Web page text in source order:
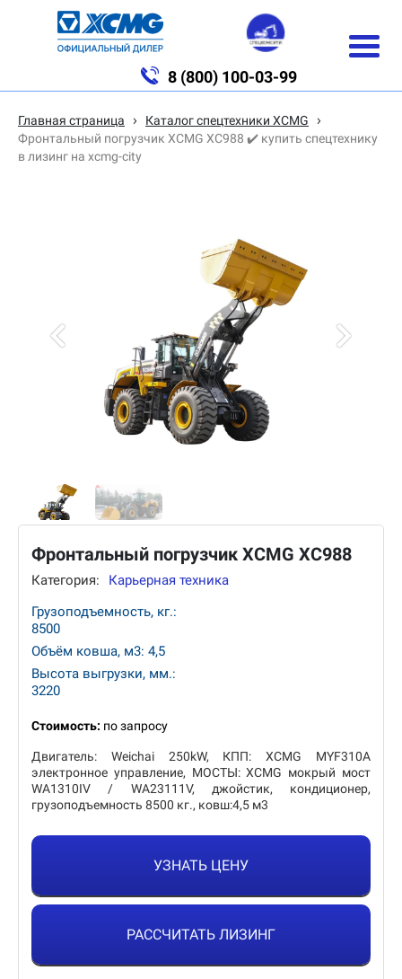
8 (800) 100-03-99
Главная страница › Каталог спецтехники XCMG ›
Фронтальный погрузчик XCMG XC988 ✔️ купить спецтехнику
в лизинг на xcmg-city
Фронтальный погрузчик XCMG XC988
Категория:
Карьерная техника
Грузоподъемность, кг.:
8500
Объём ковша, м3: 4,5
Высота выгрузки, мм.:
3220
Стоимость: по запросу
Двигатель: Weichai 250kW, КПП: XCMG MYF310A
электронное управление, МОСТЫ: XCMG мокрый мост
WA1310IV / WA23111V, джойстик, кондиционер,
грузоподъемность 8500 кг., ковш:4,5 м3
УЗНАТЬ ЦЕНУ
РАССЧИТАТЬ ЛИЗИНГ